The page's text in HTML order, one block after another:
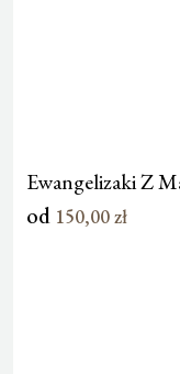
Ewangelizaki Z
od 150,00zł